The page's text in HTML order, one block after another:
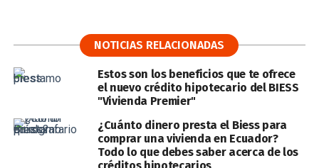
NOTICIAS RELACIONADAS
Estos son los beneficios que te ofrece
el nuevo crédito hipotecario del BIESS
"Vivienda Premier"
¿Cuánto dinero presta el Biess para
comprar una vivienda en Ecuador?
Todo lo que debes saber acerca de los